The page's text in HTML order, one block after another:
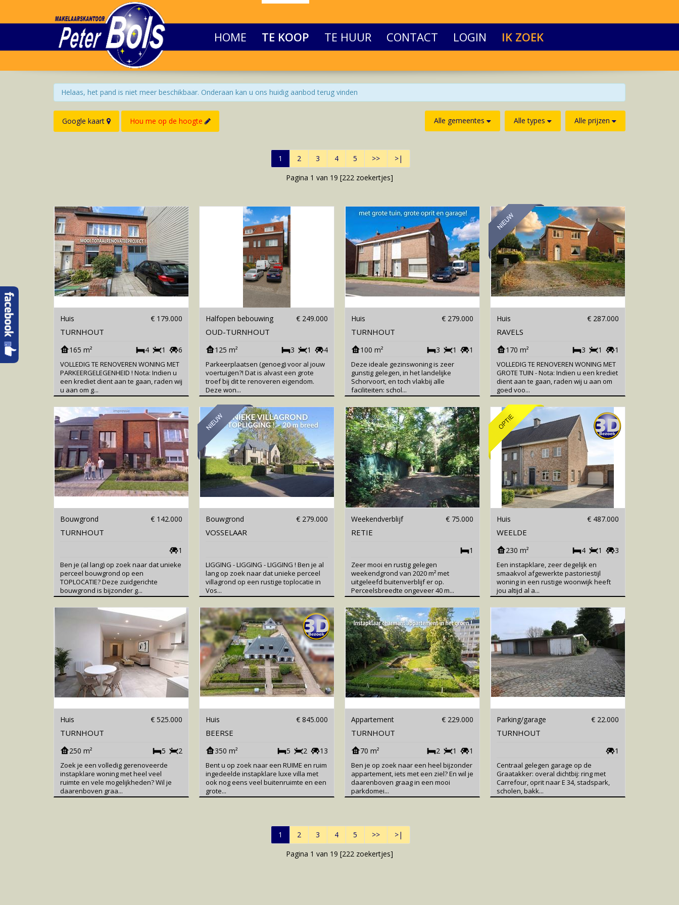
HOME TE KOOP TE HUUR CONTACT LOGIN IK ZOEK
Helaas, het pand is niet meer beschikbaar. Onderaan kan u ons huidig aanbod terug vinden
Google kaart Hou me op de hoogte Alle gemeentes Alle types Alle prijzen
1 2 3 4 5 >>
>|
Pagina 1 van 19 [222 zoekertjes]
Huis € 179.000
TURNHOUT
165 m² 6
1
4
VOLLEDIG TE RENOVEREN WONING MET
PARKEERGELEGENHEID ! Nota: Indien u
een krediet dient aan te gaan, raden wij
u aan om g...
Halfopen bebouwing € 249.000
OUD-TURNHOUT
125 m² 4
1
3
Parkeerplaatsen (genoeg) voor al jouw
voertuigen?! Dat is alvast een grote
troef bij dit te renoveren eigendom.
Deze won...
Huis € 279.000
TURNHOUT
100 m² 1
1
3
Deze ideale gezinswoning is zeer
gunstig gelegen, in het landelijke
Schorvoort, en toch vlakbij alle
faciliteiten: schol...
Huis € 287.000
RAVELS
170 m² 1
1
3
VOLLEDIG TE RENOVEREN WONING MET
GROTE TUIN - Nota: Indien u een krediet
dient aan te gaan, raden wij u aan om
goed voo...
Bouwgrond € 142.000
TURNHOUT
1
Ben je (al lang) op zoek naar dat unieke
perceel bouwgrond op een
TOPLOCATIE? Deze zuidgerichte
bouwgrond is bijzonder g...
Bouwgrond € 279.000
VOSSELAAR
LIGGING - LIGGING - LIGGING ! Ben je al
lang op zoek naar dat unieke perceel
villagrond op een rustige toplocatie in
Vos...
Weekendverblijf € 75.000
RETIE
1
Zeer mooi en rustig gelegen
weekendgrond van 2020 m² met
uitgeleefd buitenverblijf er op.
Perceelsbreedte ongeveer 40 m...
Huis € 487.000
WEELDE
230 m² 3
1
4
Een instapklare, zeer degelijk en
smaakvol afgewerkte pastoriestijl
woning in een rustige woonwijk heeft
jou altijd al a...
Huis € 525.000
TURNHOUT
250 m² 2
5
Zoek je een volledig gerenoveerde
instapklare woning met heel veel
ruimte en vele mogelijkheden? Wil je
daarenboven graa...
Huis € 845.000
BEERSE
350 m² 13
2
5
Bent u op zoek naar een RUIME en ruim
ingedeelde instapklare luxe villa met
ook nog eens veel buitenruimte en een
grote...
Appartement € 229.000
TURNHOUT
70 m² 1
1
2
Ben je op zoek naar een heel bijzonder
appartement, iets met een ziel? En wil je
daarenboven graag in een mooi
parkdomei...
Parking/garage € 22.000
TURNHOUT
1
Centraal gelegen garage op de
Graatakker: overal dichtbij: ring met
Carrefour, oprit naar E 34, stadspark,
scholen, bakk...
1 2 3 4 5 >>
>|
Pagina 1 van 19 [222 zoekertjes]